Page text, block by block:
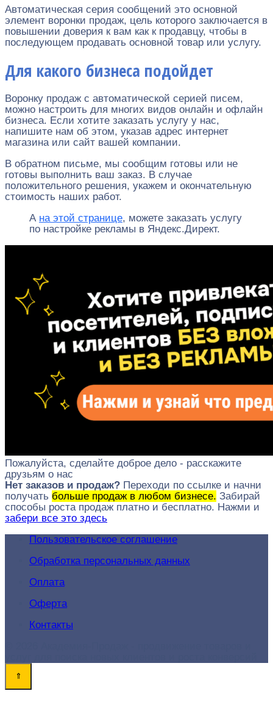
Автоматическая серия сообщений это основной
элемент воронки продаж, цель которого заключается в
повышении доверия к вам как к продавцу, чтобы в
последующем продавать основной товар или услугу.
Для какого бизнеса подойдет
Воронку продаж с автоматической серией писем,
можно настроить для многих видов онлайн и офлайн
бизнеса. Если хотите заказать услугу у нас,
напишите нам об этом, указав адрес интернет
магазина или сайт вашей компании.
В обратном письме, мы сообщим готовы или не
готовы выполнить ваш заказ. В случае
положительного решения, укажем и окончательную
стоимость наших работ.
А на этой странице, можете заказать услугу
по настройке рекламы в Яндекс.Директ.
Пожалуйста, сделайте доброе дело - расскажите
друзьям о нас
Нет заказов и продаж? Переходи по ссылке и начни
получать больше продаж в любом бизнесе. Забирай
способы роста продаж платно и бесплатно. Нажми и
забери все это здесь
Пользовательское соглашение
Обработка персональных данных
Оплата
Оферта
Контакты